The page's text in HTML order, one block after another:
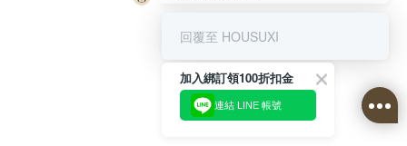
回覆至 HOUSUXI
加入綁訂領100折扣金
連結 LINE 帳號